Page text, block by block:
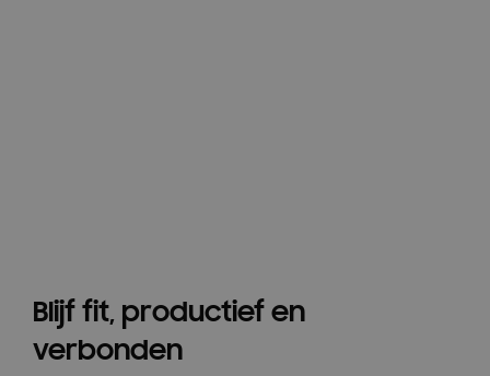
Blijf fit, productief en
verbonden